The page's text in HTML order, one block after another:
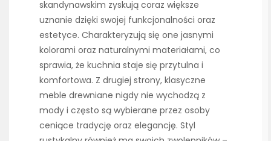
skandynawskim zyskują coraz większe
uznanie dzięki swojej funkcjonalności oraz
estetyce. Charakteryzują się one jasnymi
kolorami oraz naturalnymi materiałami, co
sprawia, że kuchnia staje się przytulna i
komfortowa. Z drugiej strony, klasyczne
meble drewniane nigdy nie wychodzą z
mody i często są wybierane przez osoby
ceniące tradycję oraz elegancję. Styl